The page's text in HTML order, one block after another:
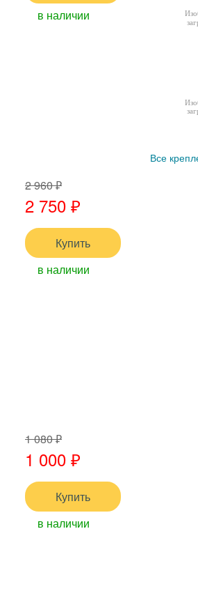
в наличии
2 960 ₽
2 750 ₽
Купить
в наличии
1 080 ₽
1 000 ₽
Купить
в наличии
Все